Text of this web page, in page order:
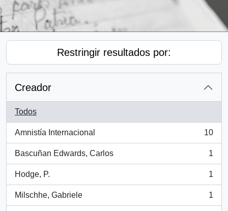
Restringir resultados por:
Creador
Todos
Amnistía Internacional
, 10 resultados
10
Bascuñan Edwards, Carlos
, 1 resultados
1
Hodge, P.
, 1 resultados
1
Milschhe, Gabriele
, 1 resultados
1